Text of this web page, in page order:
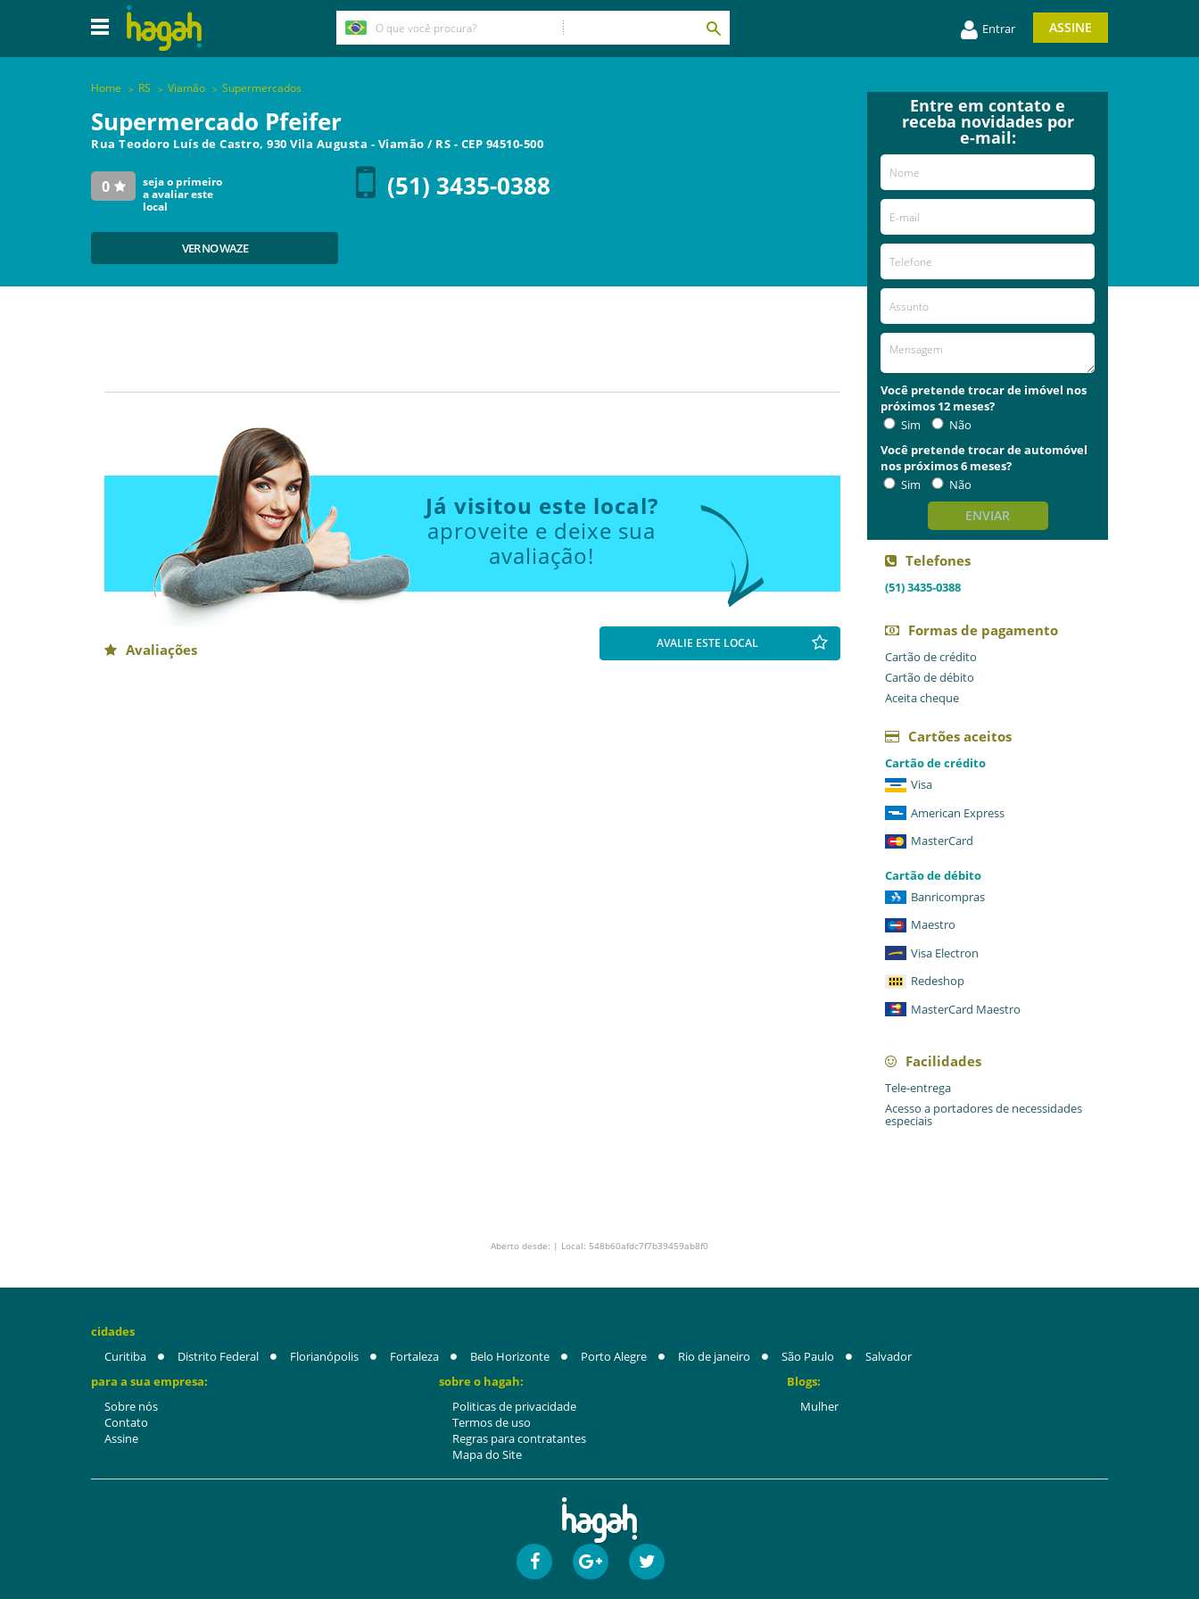
Entrar ASSINE
Home RS Viamão Supermercados
Supermercado Pfeifer
Rua Teodoro Luís de Castro, 930 Vila Augusta - Viamão / RS - CEP 94510-500
0
seja o primeiro
a avaliar este
local
(51) 3435-0388
VER NO WAZE
Já visitou este local?
aproveite e deixe sua
avaliação!
Avaliações AVALIE ESTE LOCAL
Entre em contato e
receba novidades por
e-mail:
Você pretende trocar de imóvel nos
próximos 12 meses?
Sim
Não
Você pretende trocar de automóvel
nos próximos 6 meses?
Sim
Não
ENVIAR
Telefones
(51) 3435-0388
Formas de pagamento
Cartão de crédito
Cartão de débito
Aceita cheque
Cartões aceitos
Cartão de crédito
Visa
American Express
MasterCard
Cartão de débito
Banricompras
Maestro
Visa Electron
Redeshop
MasterCard Maestro
Facilidades
Tele-entrega
Acesso a portadores de necessidades
especiais
Aberto desde: | Local: 548b60afdc7f7b39459ab8f0
cidades
Curitiba
Distrito Federal Florianópolis Fortaleza Belo Horizonte Porto Alegre Rio de janeiro São Paulo
Salvador
para a sua empresa:
Sobre nós
Contato
Assine
sobre o hagah:
Politicas de privacidade
Termos de uso
Regras para contratantes
Mapa do Site
Blogs:
Mulher